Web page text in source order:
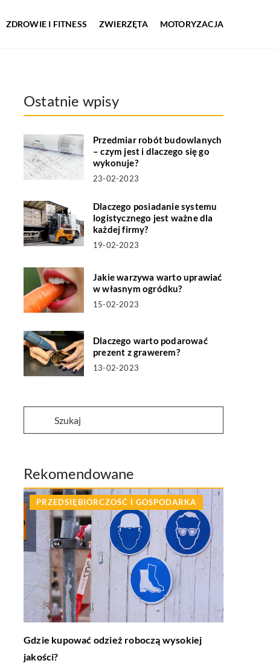
ZDROWIE I FITNESS ZWIERZĘTA MOTORYZACJA
Ostatnie wpisy
Przedmiar robót budowlanych
– czym jest i dlaczego się go
wykonuje?
23-02-2023
Dlaczego posiadanie systemu
logistycznego jest ważne dla
każdej firmy?
19-02-2023
Jakie warzywa warto uprawiać
w własnym ogródku?
15-02-2023
Dlaczego warto podarować
prezent z grawerem?
13-02-2023
Rekomendowane
PRZEDSIĘBIORCZOŚĆ I GOSPODARKA
Gdzie kupować odzież roboczą wysokiej
jakości?